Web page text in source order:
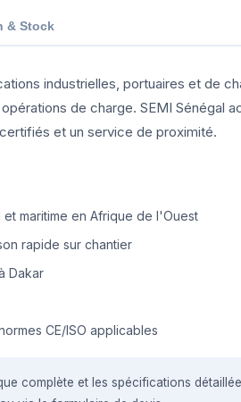
& Stock
industrielles, portuaires et de
de charge. SEMI Sénégal
et un service de proximité.
maritime en Afrique de l'Ouest
rapide sur chantier
Dakar
CE/ISO applicables
complète et les spécifications